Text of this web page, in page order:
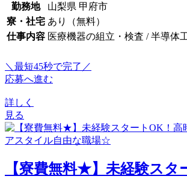
勤務地
山梨県 甲府市
寮・社宅 あり（無料）
仕事内容 医療機器の組立・検査 / 半導体
＼最短45秒で完了／
応募へ進む
詳しく
見る
【寮費無料★】未経験スタ